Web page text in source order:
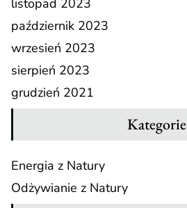
październik 2023
wrzesień 2023
sierpień 2023
grudzień 2021
Kategorie
Energia z Natury
Odżywianie z Natury